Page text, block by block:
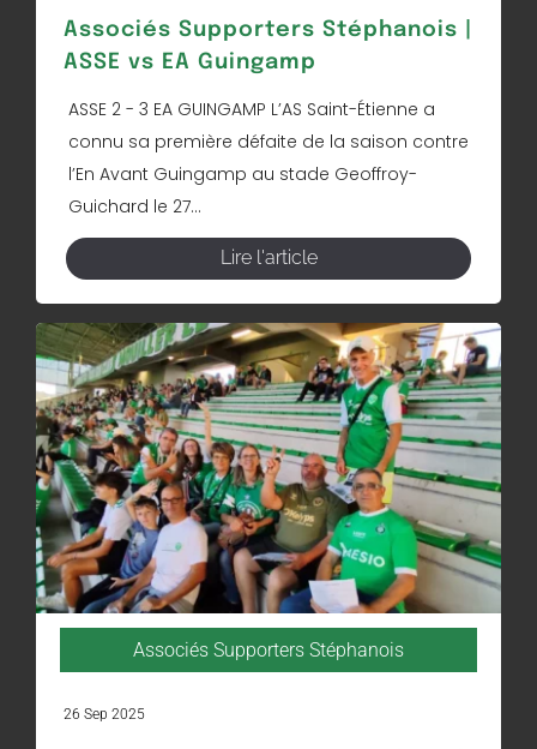
Associés Supporters Stéphanois |
ASSE vs EA Guingamp
ASSE 2 - 3 EA GUINGAMP L’AS Saint-Étienne a
connu sa première défaite de la saison contre
l’En Avant Guingamp au stade Geoffroy-
Guichard le 27...
Lire l'article
Associés Supporters Stéphanois
26 Sep 2025